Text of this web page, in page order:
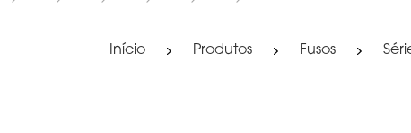
Início Produtos Fusos